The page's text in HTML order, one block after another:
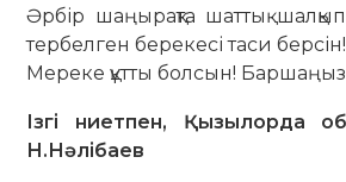
Әрбір шаңырақта шаттық шалқып,
тербелген берекесі таси берсін!
Мереке құтты болсын!
Ізгі ниетпен, Қызылорда
Н.Нәлібаев